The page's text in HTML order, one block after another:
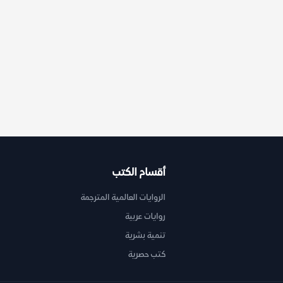
أقسام الكتب
الروايات العالمية المترجمة
روايات عربية
تنمية بشرية
كتب حصرية